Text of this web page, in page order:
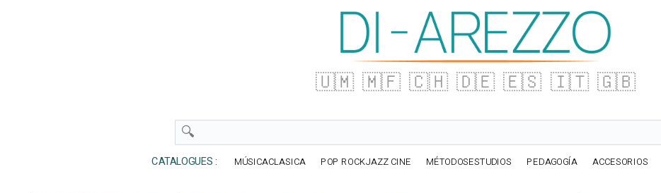
🇺🇲 🇲🇫 🇨🇭 🇩🇪 🇪🇸 🇮🇹 🇬🇧
CATALOGUES : MÚSICACLASICA POP ROCKJAZZ CINE MÉTODOSESTUDIOS PEDAGOGÍA ACCESORIOS